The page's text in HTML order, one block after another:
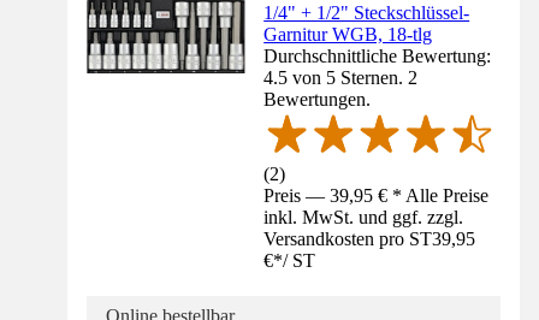
1/4" + 1/2" Steckschlüssel-
Garnitur WGB, 18-tlg
Durchschnittliche Bewertung:
4.5 von 5 Sternen. 2
Bewertungen.
(2)
Preis — 39,95 € * Alle Preise
inkl. MwSt. und ggf. zzgl.
Versandkosten pro ST39,95
€*/ ST